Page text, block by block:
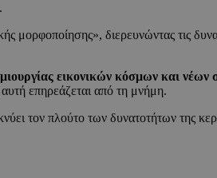
μορφοποίησης», διερευνώντας τις
εικονικών κόσμων και
επηρεάζεται από τη μνήμη.
τον πλούτο των δυνατοτήτων της